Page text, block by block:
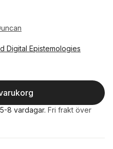
Digital Epistemologies
8 vardagar. Fri frakt över